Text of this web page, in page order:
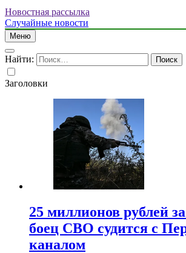
Новостная рассылка
Случайные новости
Меню
Найти:
Заголовки
25 миллионов рублей
боец СВО судится с
каналом